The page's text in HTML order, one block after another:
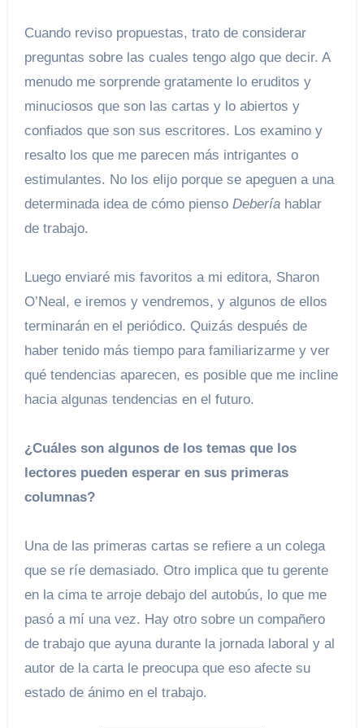
Cuando reviso propuestas, trato de considerar
preguntas sobre las cuales tengo algo que decir. A
menudo me sorprende gratamente lo eruditos y
minuciosos que son las cartas y lo abiertos y
confiados que son sus escritores. Los examino y
resalto los que me parecen más intrigantes o
estimulantes. No los elijo porque se apeguen a una
determinada idea de cómo pienso Deberíahablar
de trabajo.
Luego enviaré mis favoritos a mi editora, Sharon
O’Neal, e iremos y vendremos, y algunos de ellos
terminarán en el periódico. Quizás después de
haber tenido más tiempo para familiarizarme y ver
qué tendencias aparecen, es posible que me incline
hacia algunas tendencias en el futuro.
¿Cuáles son algunos de los temas que los
lectores pueden esperar en sus primeras
columnas?
Una de las primeras cartas se refiere a un colega
que se ríe demasiado. Otro implica que tu gerente
en la cima te arroje debajo del autobús, lo que me
pasó a mí una vez. Hay otro sobre un compañero
de trabajo que ayuna durante la jornada laboral y al
autor de la carta le preocupa que eso afecte su
estado de ánimo en el trabajo.